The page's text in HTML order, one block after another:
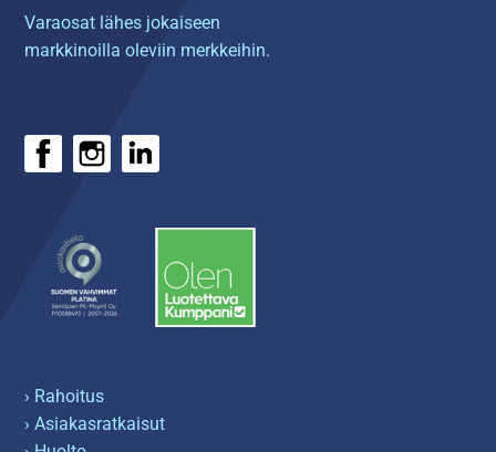
Varaosat lähes jokaiseen
markkinoilla oleviin merkkeihin.
› Rahoitus
› Asiakasratkaisut